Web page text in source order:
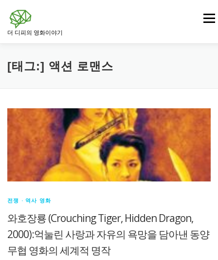
바
더 디피의 영화이야기
메뉴
영화 드라마 영화 범죄 · 느와르 영화
스릴러 · 미스터리 영화
[태그:] 액션 로맨스
전쟁 · 역사 영화
와호장룡 (Crouching Tiger, Hidden Dragon,
2000):억눌린 사랑과 자유의 욕망을 담아낸 동양
무협 영화의 세계적 명작